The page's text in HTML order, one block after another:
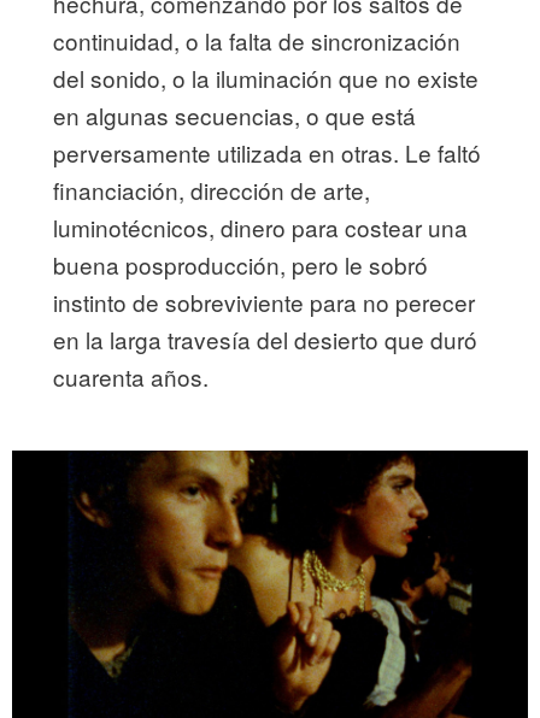
continuidad, o la falta de sincronización
del sonido, o la iluminación que no existe
en algunas secuencias, o que está
perversamente utilizada en otras. Le faltó
financiación, dirección de arte,
luminotécnicos, dinero para costear una
buena posproducción, pero le sobró
instinto de sobreviviente para no perecer
en la larga travesía del desierto que duró
cuarenta años.